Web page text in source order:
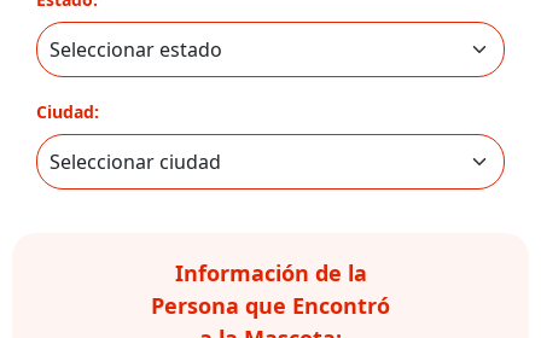
Ciudad:
Información de la
Persona que Encontró